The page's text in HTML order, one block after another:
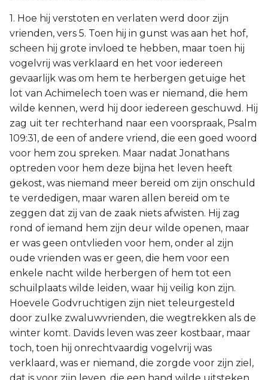
1. Hoe hij verstoten en verlaten werd door zijn
vrienden, vers 5. Toen hij in gunst was aan het hof,
scheen hij grote invloed te hebben, maar toen hij
vogelvrij was verklaard en het voor iedereen
gevaarlijk was om hem te herbergen getuige het
lot van Achimelech toen was er niemand, die hem
wilde kennen, werd hij door iedereen geschuwd. Hij
zag uit ter rechterhand naar een voorspraak, Psalm
109:31, de een of andere vriend, die een goed woord
voor hem zou spreken. Maar nadat Jonathans
optreden voor hem deze bijna het leven heeft
gekost, was niemand meer bereid om zijn onschuld
te verdedigen, maar waren allen bereid om te
zeggen dat zij van de zaak niets afwisten. Hij zag
rond of iemand hem zijn deur wilde openen, maar
er was geen ontvlieden voor hem, onder al zijn
oude vrienden was er geen, die hem voor een
enkele nacht wilde herbergen of hem tot een
schuilplaats wilde leiden, waar hij veilig kon zijn.
Hoevele Godvruchtigen zijn niet teleurgesteld
door zulke zwaluwvrienden, die wegtrekken als de
winter komt. Davids leven was zeer kostbaar, maar
toch, toen hij onrechtvaardig vogelvrij was
verklaard, was er niemand, die zorgde voor zijn ziel,